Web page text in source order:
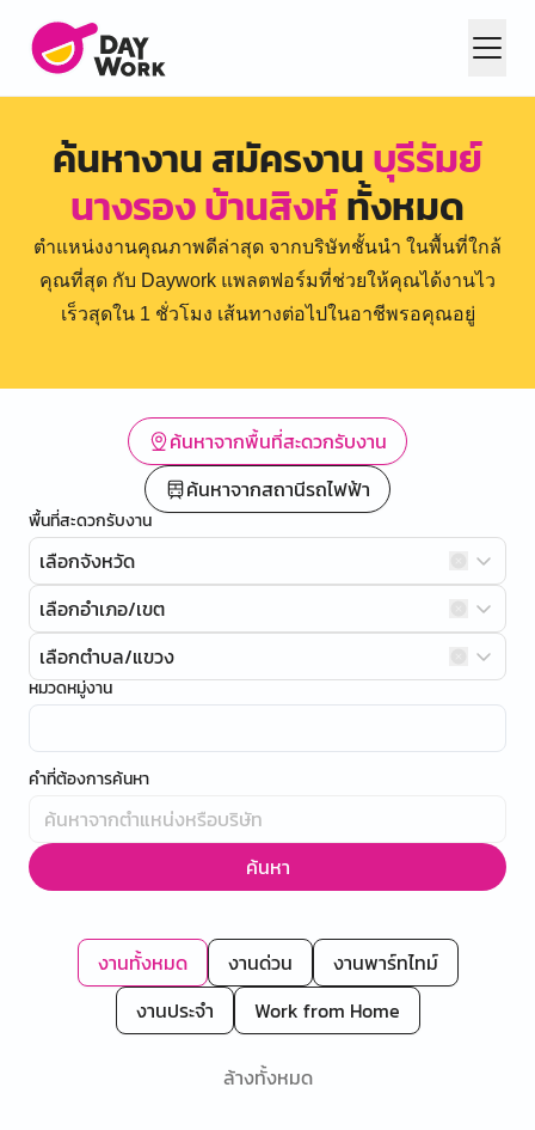
ค้นหางาน สมัครงานบุรีรัมย์
นางรอง บ้านสิงห์ทั้งหมด
ตำแหน่งงานคุณภาพดีล่าสุด จากบริษัทชั้นนำ ในพื้นที่ใกล้
คุณที่สุด กับ Daywork แพลตฟอร์มที่ช่วยให้คุณได้งานไว
เร็วสุดใน 1 ชั่วโมง เส้นทางต่อไปในอาชีพรอคุณอยู่
ค้นหาจากพื้นที่สะดวกรับงาน
ค้นหาจากสถานีรถไฟฟ้า
พื้นที่สะดวกรับงาน
เลือกจังหวัด
เลือกอำเภอ/เขต
เลือกตำบล/แขวง
หมวดหมู่งาน
คำที่ต้องการค้นหา
ค้นหา
งานทั้งหมด งานด่วน
งานพาร์ทไทม์
งานประจำ
Work from Home
ล้างทั้งหมด